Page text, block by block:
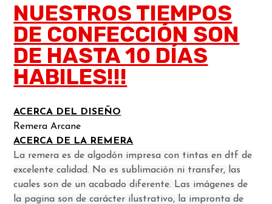
NUESTROS TIEMPOS
DE CONFECCIÓN SON
DE HASTA 10 DÍAS
HABILES!!!
ACERCA DEL DISEÑO
Remera Arcane
ACERCA DE LA REMERA
La remera es de algodón impresa con tintas en dtf de
excelente calidad. No es sublimación ni transfer, las
cuales son de un acabado diferente. Las imágenes de
la pagina son de carácter ilustrativo, la impronta de